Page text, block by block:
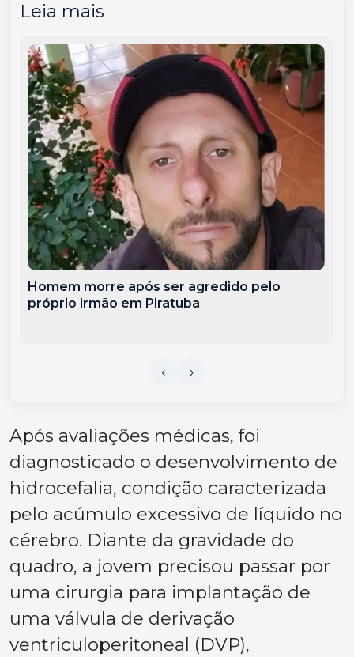
Leia mais
Homem morre após ser agredido pelo
próprio irmão em Piratuba
Após avaliações médicas, foi
diagnosticado o desenvolvimento de
hidrocefalia, condição caracterizada
pelo acúmulo excessivo de líquido no
cérebro. Diante da gravidade do
quadro, a jovem precisou passar por
uma cirurgia para implantação de
uma válvula de derivação
ventriculoperitoneal (DVP),